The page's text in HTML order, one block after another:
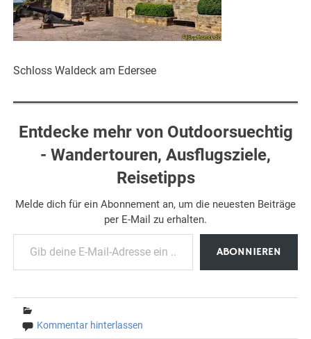
Schloss Waldeck am Edersee
Entdecke mehr von Outdoorsuechtig
- Wandertouren, Ausflugsziele,
Reisetipps
Melde dich für ein Abonnement an, um die neuesten Beiträge
per E-Mail zu erhalten.
Gib deine E-Mail-Adresse ein ...
ABONNIEREN
Kommentar hinterlassen